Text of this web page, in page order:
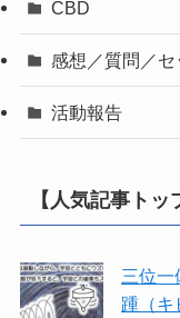
CBD
感想／質問／
活動報告
【人気記事ト
三位
踵（キ